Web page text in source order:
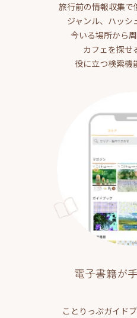
旅行前の情報収集で
ジャンル、ハッシ
今いる場所から
カフェを探せ
役に立つ検索機
電子書籍が
ことりっぷガイド